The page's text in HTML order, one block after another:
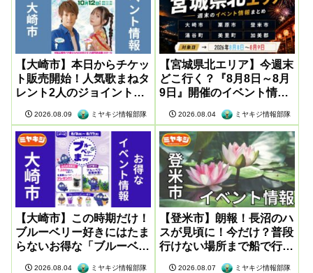
【大崎市】本日からチケッ
ト販売開始！人気歌まねタ
レント2人のジョイントラ
2026.08.09 ミヤキジ情報部隊
【宮城県北エリア】今週末
どこ行く？『8月8日～8月
9日』開催のイベント情報
2026.08.04 ミヤキジ情報部隊
【大崎市】この時期だけ！
ブルーベリー好きにはたま
らないお得な「ブルーベリ
2026.08.04 ミヤキジ情報部隊
【登米市】朗報！長沼のハ
スが見頃に！今だけ？普段
行けない場所まで船で行け
2026.08.07 ミヤキジ情報部隊